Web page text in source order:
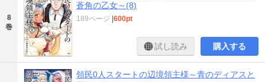
8
巻
蒼角の乙女～(8)
189ページ 600pt
試し読み 購入する
領民0人スタートの辺境領主様～青のディアスと